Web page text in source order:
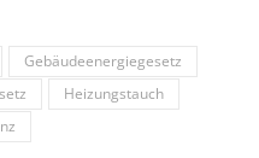
Gebäudeenergiegesetz
Heizungstauch